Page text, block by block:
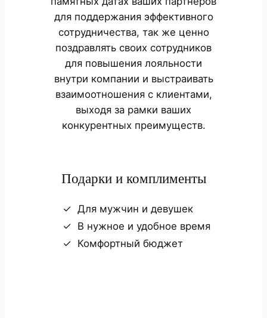
для поддержания эффективного
сотрудничества, так же ценно
поздравлять своих сотрудников
для повышения лояльности
внутри компании и выстраивать
взаимоотношения с клиентами,
выходя за рамки ваших
конкурентных преимуществ.
Подарки и комплименты
Для мужчин и девушек
В нужное и удобное время
Комфортный бюджет